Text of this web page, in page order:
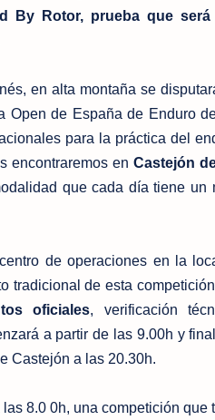
By Rotor, prueba que será
en alta montaña se
Open de España de Enduro
para la práctica del
encontraremos en Castejón
que cada día tiene un
de operaciones en la
tradicional de esta
oficiales, verificación
a partir de las 9.00h y
Castejón a las 20.30h.
8.0 0h, una competición que